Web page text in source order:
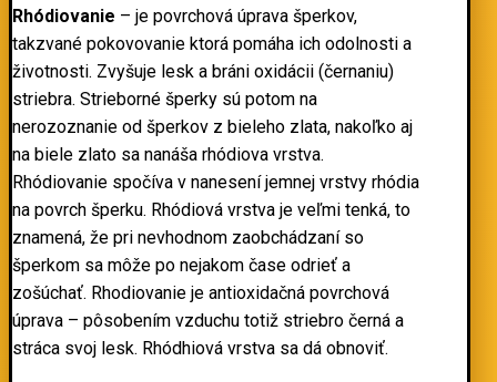
Rhódiovanie – je povrchová úprava šperkov,
takzvané pokovovanie ktorá pomáha ich odolnosti a
životnosti. Zvyšuje lesk a bráni oxidácii (černaniu)
striebra. Strieborné šperky sú potom na
nerozoznanie od šperkov z bieleho zlata, nakoľko aj
na biele zlato sa nanáša rhódiova vrstva.
Rhódiovanie spočíva v nanesení jemnej vrstvy rhódia
na povrch šperku. Rhódiová vrstva je veľmi tenká, to
znamená, že pri nevhodnom zaobchádzaní so
šperkom sa môže po nejakom čase odrieť a
zošúchať. Rhodiovanie je antioxidačná povrchová
úprava – pôsobením vzduchu totiž striebro černá a
stráca svoj lesk. Rhódhiová vrstva sa dá obnoviť.